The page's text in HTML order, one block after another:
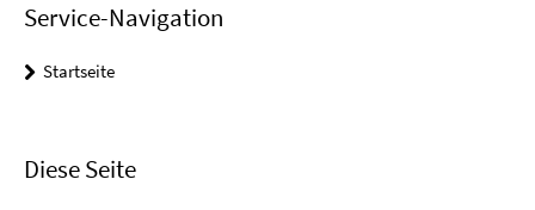
Service-Navigation
Startseite
Diese Seite